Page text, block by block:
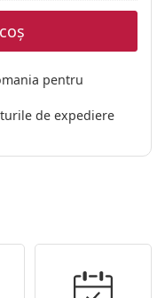
pentru
de expediere